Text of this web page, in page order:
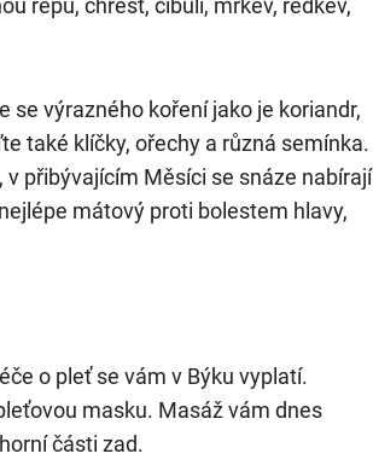
řepu, chřest, cibuli, mrkev, ředkev,
výrazného koření jako je koriandr,
také klíčky, ořechy a různá semínka.
přibývajícím Měsíci se snáze nabírají
mátový proti bolestem hlavy,
o pleť se vám v Býku vyplatí.
masku. Masáž vám dnes
části zad.